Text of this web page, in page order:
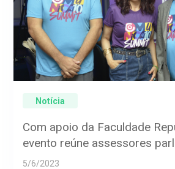
Notícia
Com apoio da Faculdade
evento reúne assessores
todo Brasil
5/6/2023